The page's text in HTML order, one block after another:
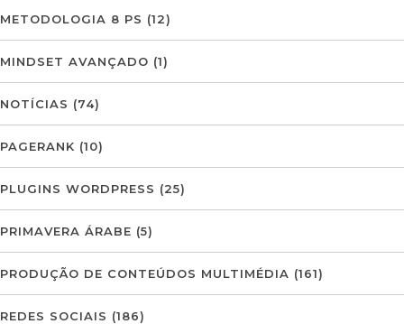
METODOLOGIA 8 PS (12)
MINDSET AVANÇADO (1)
NOTÍCIAS (74)
PAGERANK (10)
PLUGINS WORDPRESS (25)
PRIMAVERA ÁRABE (5)
PRODUÇÃO DE CONTEÚDOS MULTIMÉDIA (161)
REDES SOCIAIS (186)